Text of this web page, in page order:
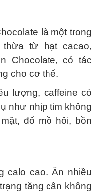
là một trong
từ hạt cacao,
Chocolate, có tác
cho cơ thể.
lượng, caffeine có
như nhịp tim không
đổ mồ hôi, bồn
calo cao. Ăn nhiều
tăng cân không